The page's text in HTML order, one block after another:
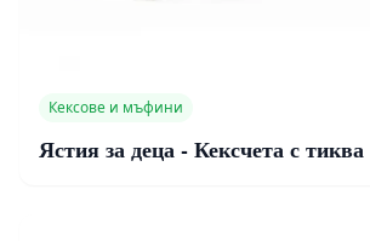
Кексове и мъфини
Ястия за деца - Кексчета с тиква